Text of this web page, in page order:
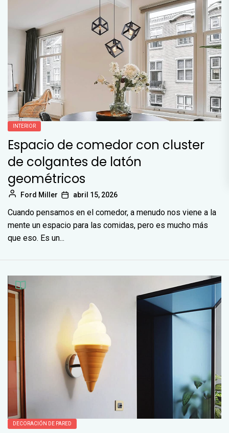
INTERIOR
Espacio de comedor con cluster
de colgantes de latón
geométricos
Ford Miller abril 15, 2026
Cuando pensamos en el comedor, a menudo nos viene a la
mente un espacio para las comidas, pero es mucho más
que eso. Es un...
DECORACIÓN DE PARED